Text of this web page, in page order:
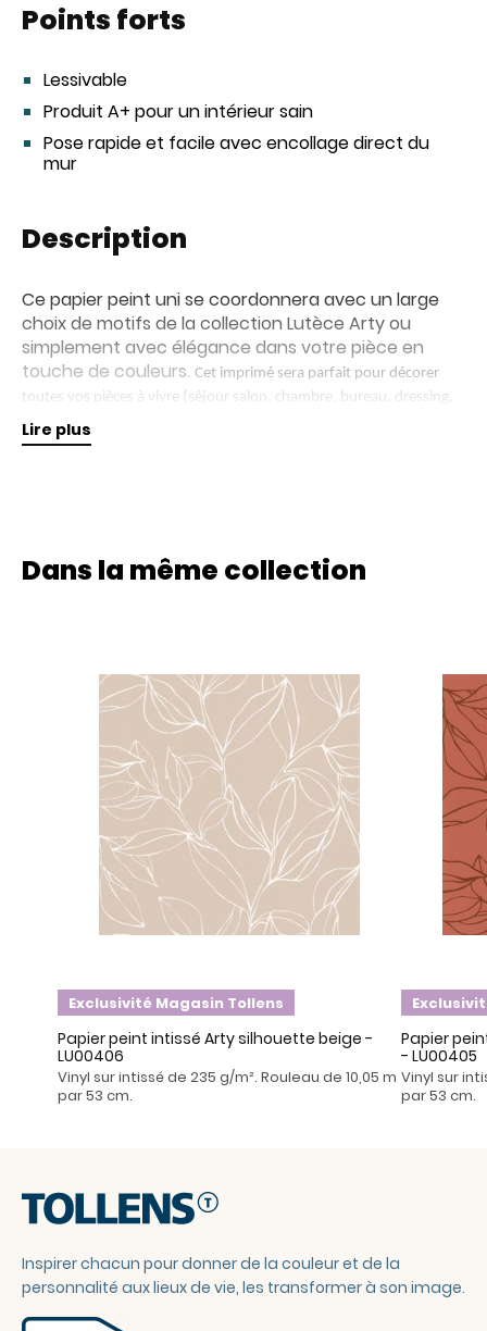
Points forts
Lessivable
Produit A+ pour un intérieur sain
Pose rapide et facile avec encollage direct du
mur
Description
Ce papier peint uni se coordonnera avec un large
choix de motifs de la collection Lutèce Arty ou
simplement avec élégance dans votre pièce en
touche de couleurs. Cet imprimé sera parfait pour décorer
toutes vos pièces à vivre (séjour salon, chambre, bureau, dressing,
couloir, etc...)
Lire plus
Dans la même collection
Exclusivité Magasin Tollens
Papier peint intissé Arty silhouette beige -
LU00406
Vinyl sur intissé de 235 g/m². Rouleau de 10,05 m
par 53 cm.
Papier
- LU00405
Vinyl sur
par 53 cm.
Inspirer chacun pour donner de la couleur et de la
personnalité aux lieux de vie, les transformer à son image.